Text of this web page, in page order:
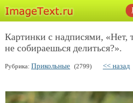
Картинки с надписями, «Нет,
не собираешься делиться?».
Рубрика: Прикольные (2799) << назад